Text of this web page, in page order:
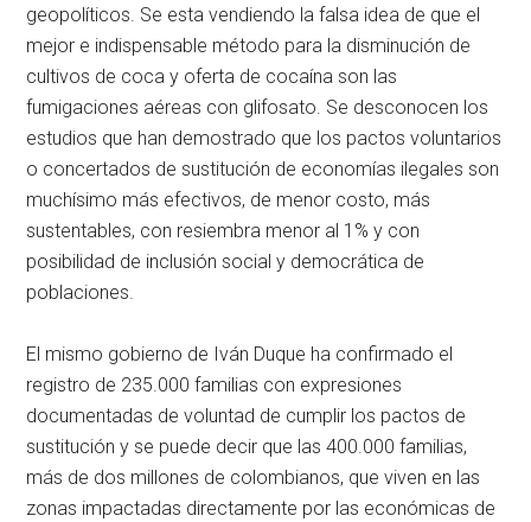
geopolíticos. Se esta vendiendo la falsa idea de que el
mejor e indispensable método para la disminución de
cultivos de coca y oferta de cocaína son las
fumigaciones aéreas con glifosato. Se desconocen los
estudios que han demostrado que los pactos voluntarios
o concertados de sustitución de economías ilegales son
muchísimo más efectivos, de menor costo, más
sustentables, con resiembra menor al 1% y con
posibilidad de inclusión social y democrática de
poblaciones.
El mismo gobierno de Iván Duque ha confirmado el
registro de 235.000 familias con expresiones
documentadas de voluntad de cumplir los pactos de
sustitución y se puede decir que las 400.000 familias,
más de dos millones de colombianos, que viven en las
zonas impactadas directamente por las económicas de